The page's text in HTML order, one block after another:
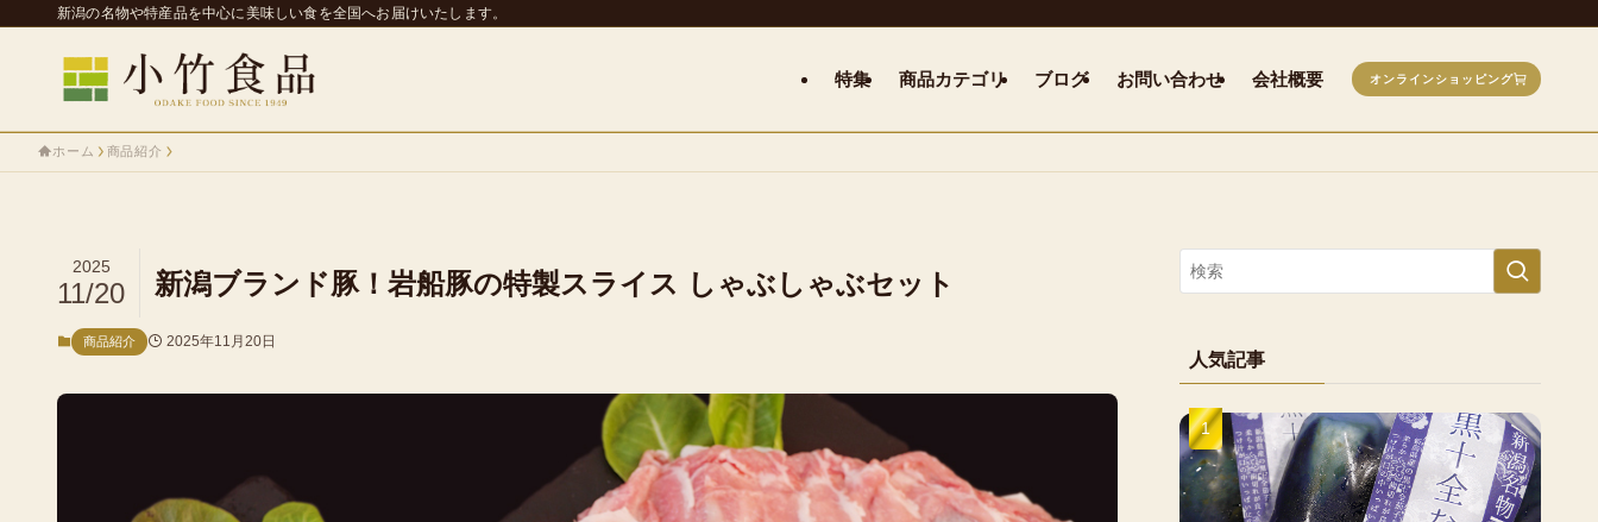
新潟の名物や特産品を中心に美味しい食を全国へお届けいたします。
特集 商品カテゴリ ブログ お問い合わせ 会社概要 オンラインショッピング
ホーム 商品紹介
新潟ブランド豚！岩船豚の特製スライス しゃぶしゃぶセット
2025
11/20
商品紹介 2025年11月20日
人気記事